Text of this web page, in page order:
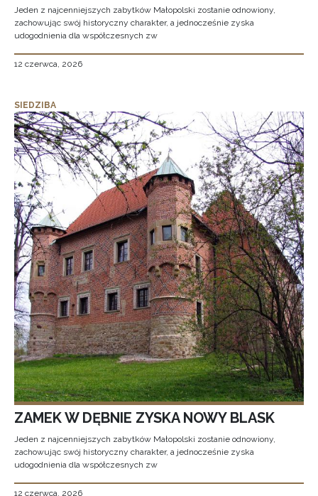
Jeden z najcenniejszych zabytków Małopolski zostanie odnowiony,
zachowując swój historyczny charakter, a jednocześnie zyska
udogodnienia dla współczesnych zw
12 czerwca, 2026
SIEDZIBA
ZAMEK W DĘBNIE ZYSKA NOWY BLASK
Jeden z najcenniejszych zabytków Małopolski zostanie odnowiony,
zachowując swój historyczny charakter, a jednocześnie zyska
udogodnienia dla współczesnych zw
12 czerwca, 2026